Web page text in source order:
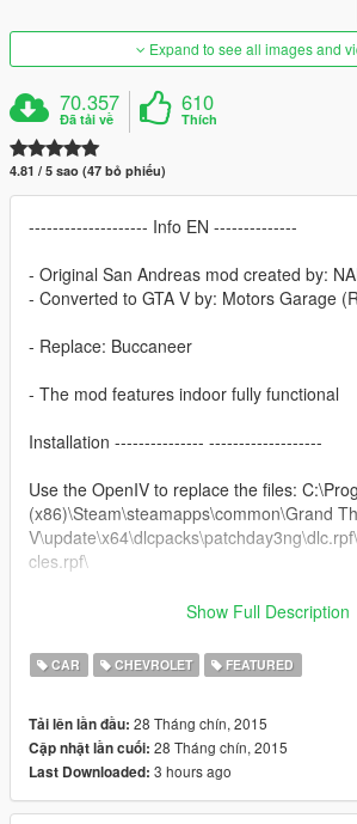
Expand to see all images and
70.357
Đã tải về
610
Thích
4.81 / 5 sao (47 bỏ phiếu)
-------------------- Info EN --------------
- Original San Andreas mod created by:
- Converted to GTA V by: Motors Garage
- Replace: Buccaneer
- The mod features indoor fully functional
Installation --------------- -------------------
Use the OpenIV to replace the files:
(x86)\Steam\steamapps\common\Grand
cles.rpf\
-----------------------------------------------
You want me to say something? Send Mail
possible answer: https://www.facebook.com/
if you want more mods like this, keep the
original download link!
I ask very politely to respect the work of
Show Full Description
CAR CHEVROLET FEATURED
Tải lên lần đầu: 28 Tháng chín, 2015
Cập nhật lần cuối: 28 Tháng chín, 2015
Last Downloaded: 3 hours ago